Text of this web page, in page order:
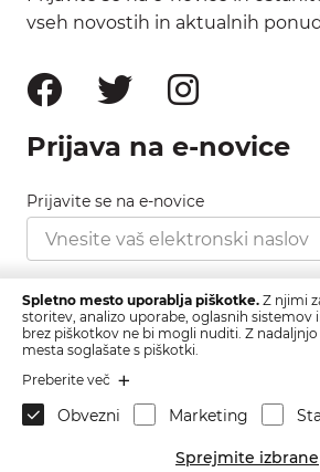
vseh novostih in aktualnih
Prijava na e-novice
Prijavite se na e-novice
Strinjam se s pravilnikom
tukaj.
Spletno mesto uporablja piškotke. Z njimi
storitev, analizo uporabe, oglasnih sistemov
brez piškotkov ne bi mogli nuditi. Z
mesta soglašate s piškotki.
Preberite več
Obvezni Marketing
Sprejmite izbrane